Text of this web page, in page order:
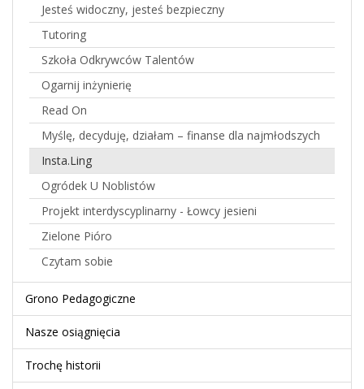
Jesteś widoczny, jesteś bezpieczny
Tutoring
Szkoła Odkrywców Talentów
Ogarnij inżynierię
Read On
Myślę, decyduję, działam – finanse dla najmłodszych
Insta.Ling
Ogródek U Noblistów
Projekt interdyscyplinarny - Łowcy jesieni
Zielone Pióro
Czytam sobie
Grono Pedagogiczne
Nasze osiągnięcia
Trochę historii